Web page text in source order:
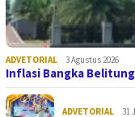
ADVETORIAL 3 Agustus 2026
Inflasi Bangka
ADVETORIAL 31